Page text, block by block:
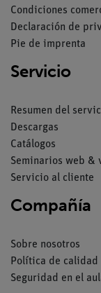
Condiciones
Declaración de
Pie de imprenta
Servicio
Resumen del
Descargas
Catálogos
Seminarios web &
Servicio al cliente
Compañía
Sobre nosotros
Política de calidad
Seguridad en el